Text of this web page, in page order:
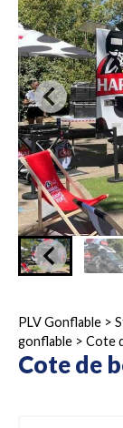
PLV Gonflable >
gonflable > Cote
Cote de